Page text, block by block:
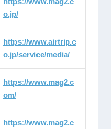
o.jp/
https://www.airtrip.c
o.jp/service/media/
https://www.mag2.c
om/
https://www.mag2.c